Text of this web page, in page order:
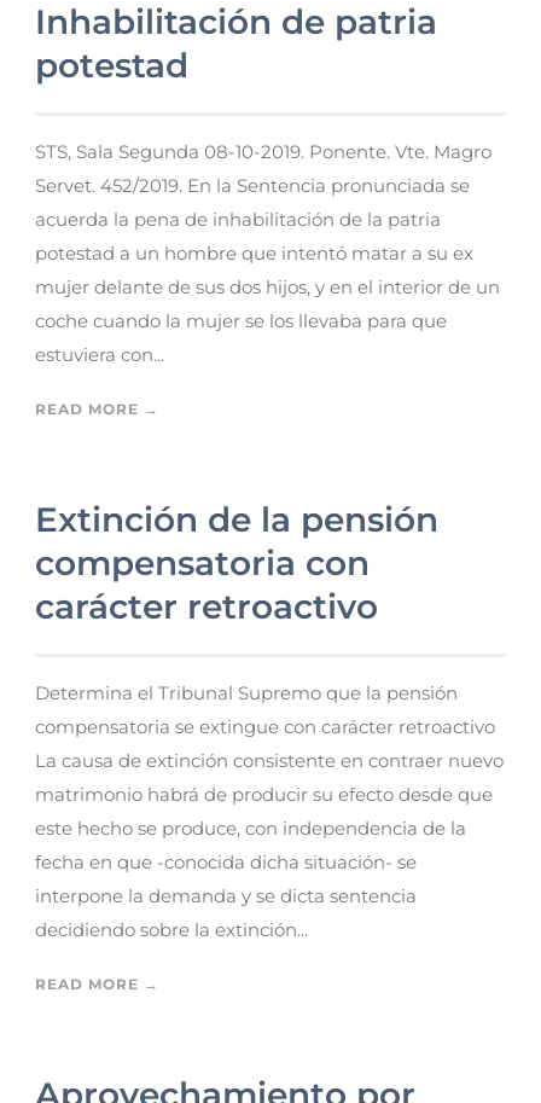
Inhabilitación de patria
potestad
STS, Sala Segunda 08-10-2019. Ponente. Vte. Magro
Servet. 452/2019. En la Sentencia pronunciada se
acuerda la pena de inhabilitación de la patria
potestad a un hombre que intentó matar a su ex
mujer delante de sus dos hijos, y en el interior de un
coche cuando la mujer se los llevaba para que
estuviera con...
READ MORE →
Extinción de la pensión
compensatoria con
carácter retroactivo
Determina el Tribunal Supremo que la pensión
compensatoria se extingue con carácter retroactivo
La causa de extinción consistente en contraer nuevo
matrimonio habrá de producir su efecto desde que
este hecho se produce, con independencia de la
fecha en que -conocida dicha situación- se
interpone la demanda y se dicta sentencia
decidiendo sobre la extinción...
READ MORE →